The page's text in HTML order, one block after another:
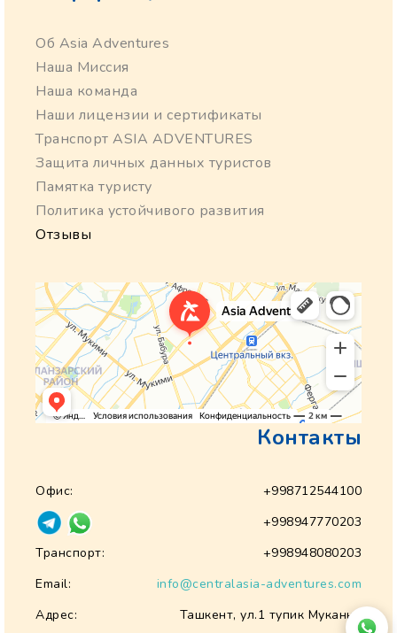
Об Asia Adventures
Наша Миссия
Наша команда
Наши лицензии и сертификаты
Транспорт ASIA ADVENTURES
Защита личных данных туристов
Памятка туристу
Политика устойчивого развития
Отзывы
Контакты
Офис:
+998712544100
+998947770203
Транспорт:
+998948080203
Email:
info@centralasia-adventures.com
Адрес:
Ташкент, ул.1 тупик Муканна